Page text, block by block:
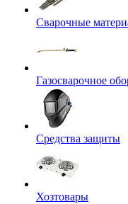
Сварочные
Газосварочное
Средства защиты
Хозтовары